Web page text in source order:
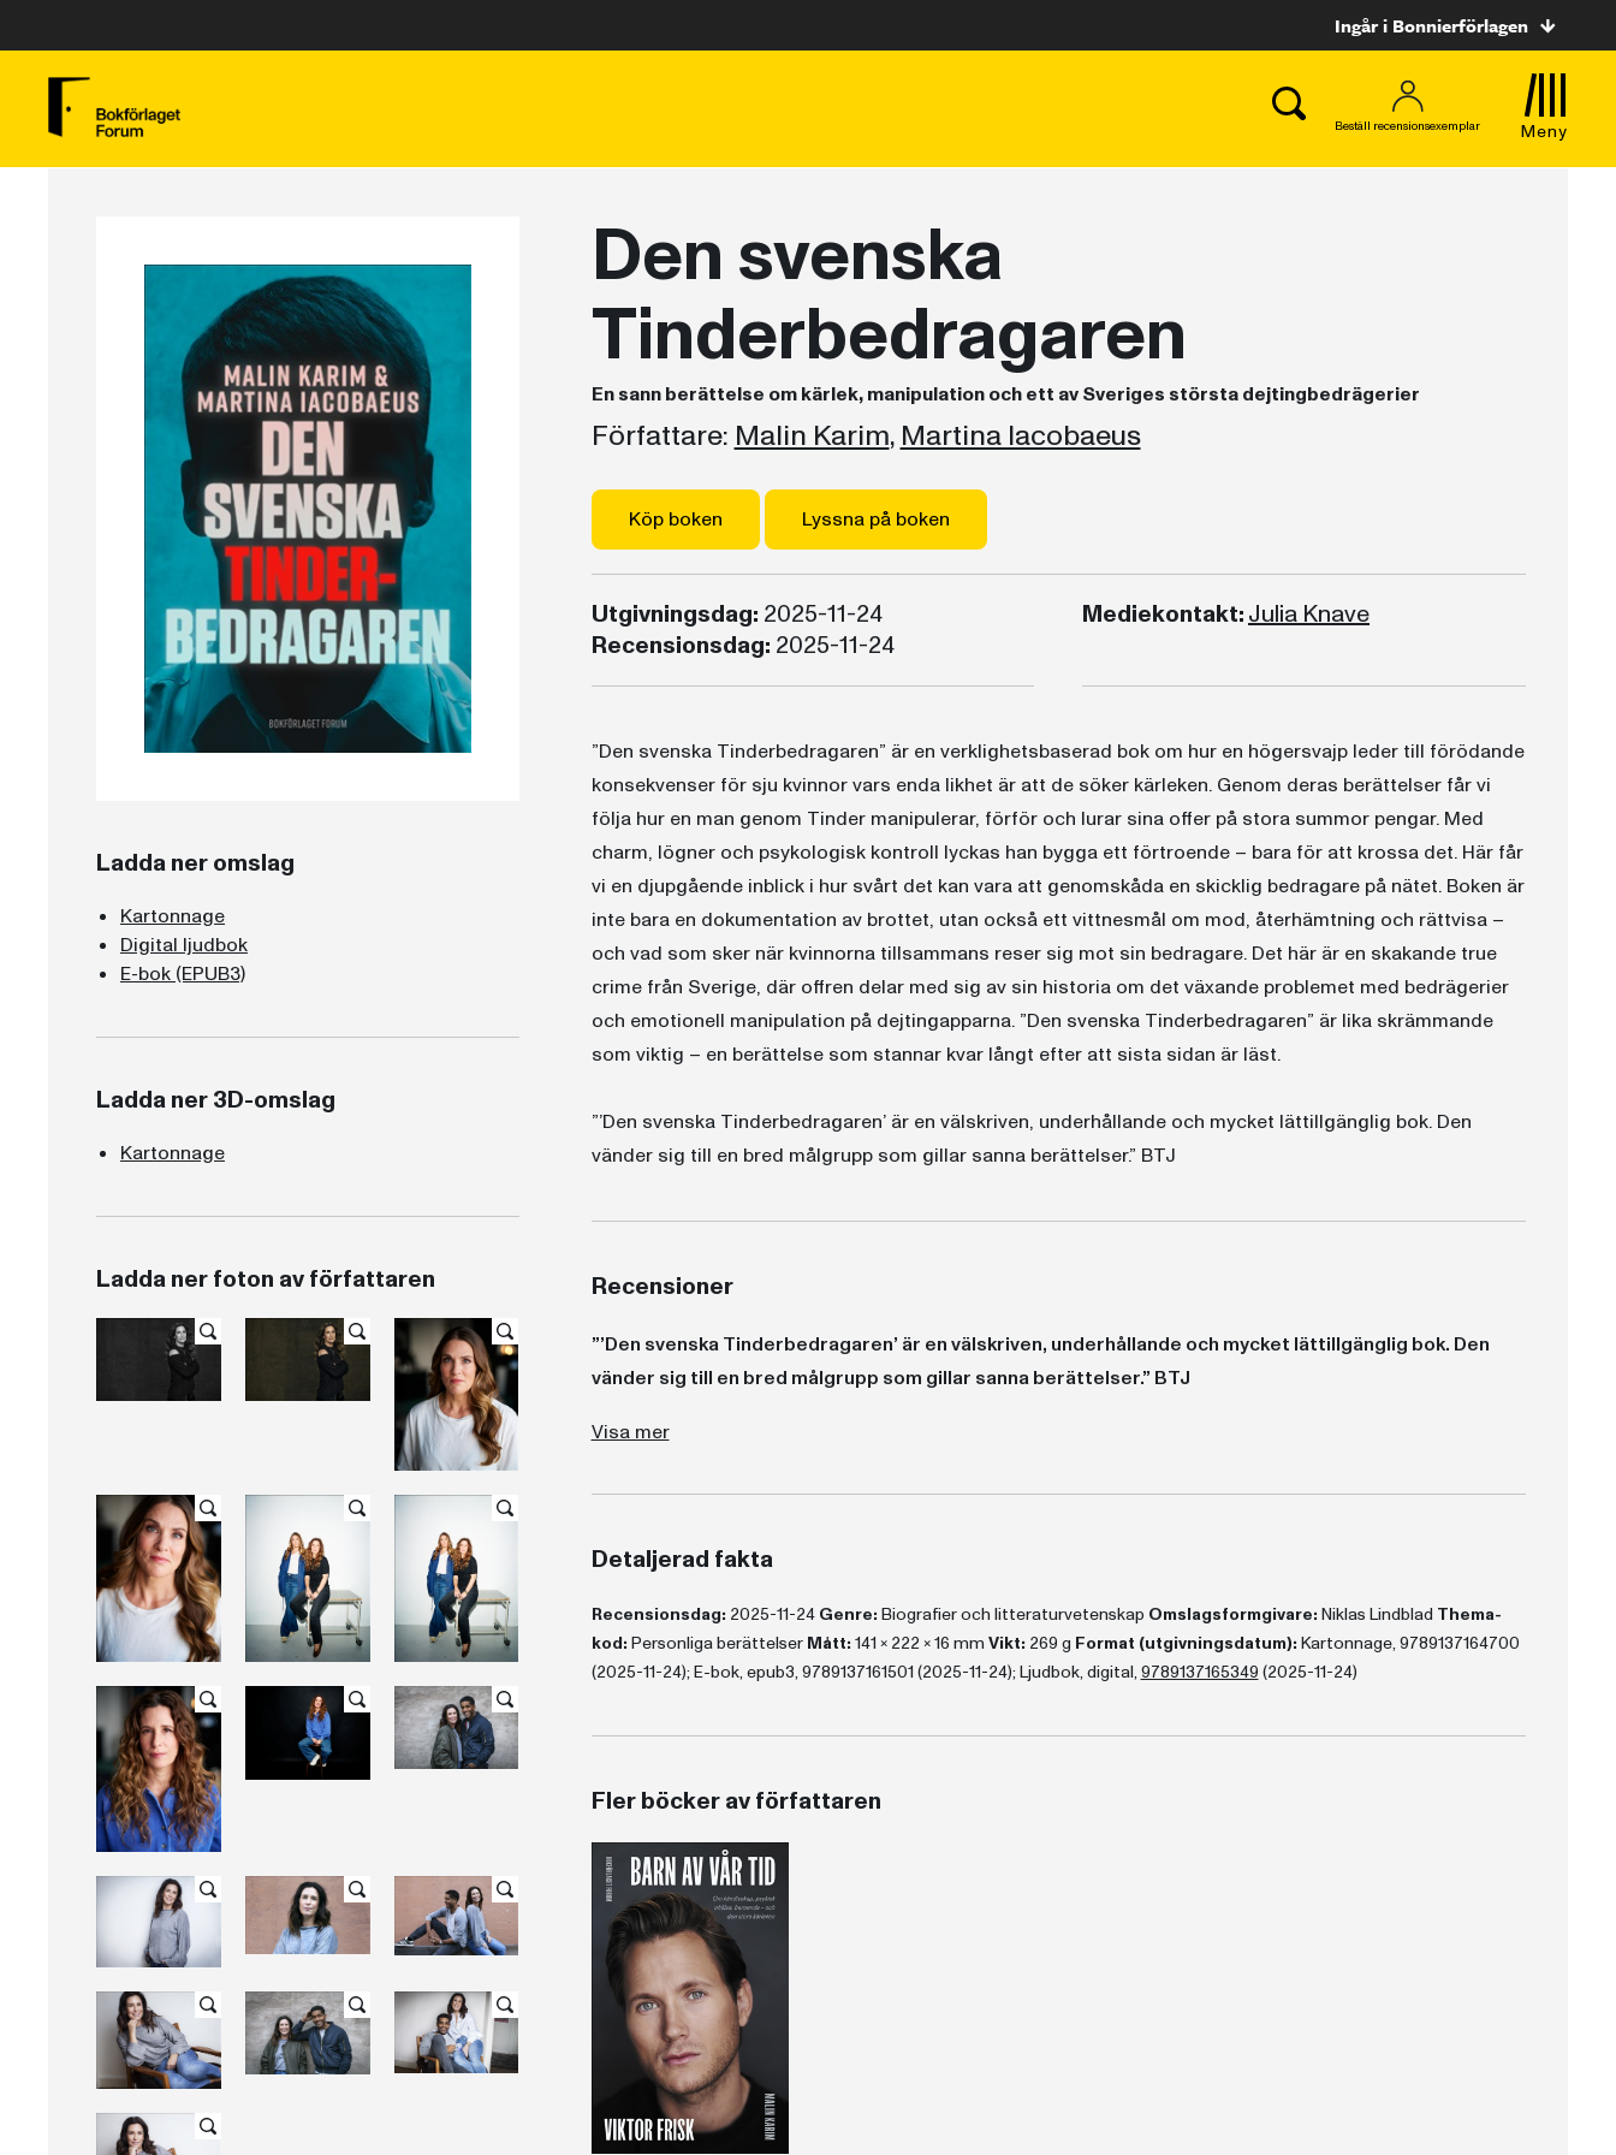
Ingår i Bonnierförlagen
Beställ recensionsexemplar Meny
Ladda ner omslag
Kartonnage
Digital ljudbok
E-bok (EPUB3)
Ladda ner 3D-omslag
Kartonnage
Ladda ner foton av författaren
Den svenska
Tinderbedragaren
En sann berättelse om kärlek, manipulation och ett av Sveriges största dejtingbedrägerier
Författare: Malin Karim, Martina Iacobaeus
Köp boken Lyssna på boken
Utgivningsdag: 2025-11-24
Recensionsdag: 2025-11-24
Mediekontakt:Julia Knave
”Den svenska Tinderbedragaren” är en verklighetsbaserad bok om hur en högersvajp leder till förödande
konsekvenser för sju kvinnor vars enda likhet är att de söker kärleken. Genom deras berättelser får vi
följa hur en man genom Tinder manipulerar, förför och lurar sina offer på stora summor pengar. Med
charm, lögner och psykologisk kontroll lyckas han bygga ett förtroende – bara för att krossa det. Här får
vi en djupgående inblick i hur svårt det kan vara att genomskåda en skicklig bedragare på nätet. Boken är
inte bara en dokumentation av brottet, utan också ett vittnesmål om mod, återhämtning och rättvisa –
och vad som sker när kvinnorna tillsammans reser sig mot sin bedragare. Det här är en skakande true
crime från Sverige, där offren delar med sig av sin historia om det växande problemet med bedrägerier
och emotionell manipulation på dejtingapparna. ”Den svenska Tinderbedragaren” är lika skrämmande
som viktig – en berättelse som stannar kvar långt efter att sista sidan är läst.
”’Den svenska Tinderbedragaren’ är en välskriven, underhållande och mycket lättillgänglig bok. Den
vänder sig till en bred målgrupp som gillar sanna berättelser.” BTJ
Recensioner
”’Den svenska Tinderbedragaren’ är en välskriven, underhållande och mycket lättillgänglig bok. Den
vänder sig till en bred målgrupp som gillar sanna berättelser.” BTJ
Visa mer
Detaljerad fakta
Recensionsdag: 2025-11-24 Genre: Biografier och litteraturvetenskap Omslagsformgivare: Niklas Lindblad Thema-
kod: Personliga berättelser Mått: 141 x 222 x 16 mm Vikt: 269 g Format (utgivningsdatum): Kartonnage, 9789137164700
(2025-11-24); E-bok, epub3, 9789137161501 (2025-11-24); Ljudbok, digital, 9789137165349 (2025-11-24)
Fler böcker av författaren